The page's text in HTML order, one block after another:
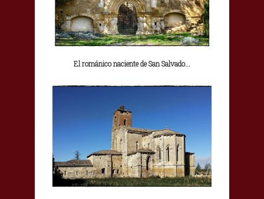
El románico naciente de San Salvado...